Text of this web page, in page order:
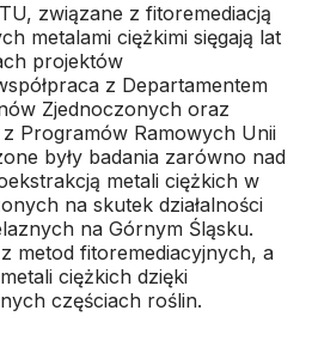
związane z fitoremediacją
metalami ciężkimi sięgają lat
projektów
z Departamentem
Zjednoczonych oraz
Programów Ramowych Unii
były badania zarówno nad
metali ciężkich w
na skutek działalności
na Górnym Śląsku.
metod fitoremediacyjnych, a
metali ciężkich dzięki
częściach roślin.